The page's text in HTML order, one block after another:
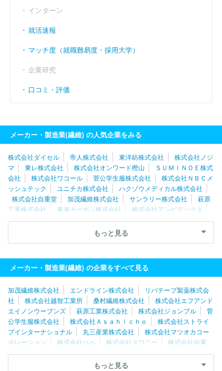
インターン
就活速報
マッチ度（就職難易度・採用大学）
企業研究
口コミ・評価
メーカー・製造業(繊維) の人気企業をみる
株式会社ダイセル 帝人株式会社 東洋紡株式会社
株式会社ノジ
マ
東レ株式会社 株式会社オンワード樫山
ＳＵＭＩＮＯＥ株式
会社
株式会社ワコール 菅公学生服株式会社
株式会社ＮＢＣメ
ッシュテック
ユニチカ株式会社
ハクゾウメディカル株式会社
株式会社自重堂
加茂繊維株式会社 サンラリー株式会社
萩原
工業株式会社
東海カーボン株式会社
株式会社アンビデックス
丸井織物株式会社
株式会社エドウイン 萩原株式会社
株式会
大栄既製服株式会社
日本バイリー
ン株式会社
株式会社
もっと見る
メーカー・製造業(繊維) の企業をすべて見る
加茂繊維株式会社 エンドライン株式会社
リバテープ製薬株式会
社
株式会社越智工業所 桑村繊維株式会社
株式会社エフアンド
エイノンウーブンズ
萩原工業株式会社 株式会社ジョンブル
菅
公学生服株式会社
株式会社Ａｓａｈｉｃｈｏ
株式会社ストライ
プインターナショナル
丸三産業株式会社
株式会社マツオカコー
ポレーション
株式会社ベベ 株式会社スワニー
株式会社自重
堂
株式会社エムファースト ハクゾウメディカル株式会社
呉羽
株式会社ルールド
東レ・アムテックス株式会社
もっと見る